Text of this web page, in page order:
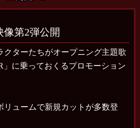
第2弾公開
クターたちがオープニング主題歌
」に乗っておくるプロモーション
リュームで新規カットが多数登